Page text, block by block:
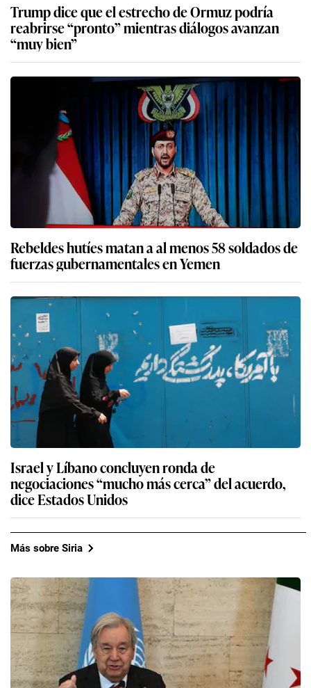
Trump dice que el estrecho de Ormuz podría
reabrirse “pronto” mientras diálogos avanzan
“muy bien”
Rebeldes hutíes matan a al menos 58 soldados de
fuerzas gubernamentales en Yemen
Israel y Líbano concluyen ronda de
negociaciones “mucho más cerca” del acuerdo,
dice Estados Unidos
Más sobre Siria